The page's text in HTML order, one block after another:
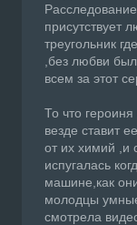
присутствует
треугольник
,без любви
всем за этот
То что
везде ставит
от их химий ,и
испугалась
машине,как
молодцы
смотрела